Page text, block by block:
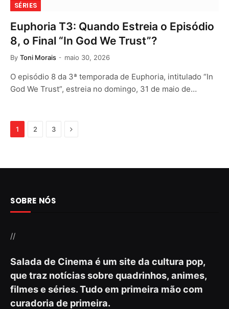
SÉRIES
Euphoria T3: Quando Estreia o Episódio
8, o Final “In God We Trust”?
By Toni Morais maio 30, 2026
O episódio 8 da 3ª temporada de Euphoria, intitulado “In
God We Trust”, estreia no domingo, 31 de maio de…
1 2 3 Next
SOBRE NÓS
//
Salada de Cinema é um site da cultura pop,
que traz notícias sobre quadrinhos, animes,
filmes e séries. Tudo em primeira mão com
curadoria de primeira.